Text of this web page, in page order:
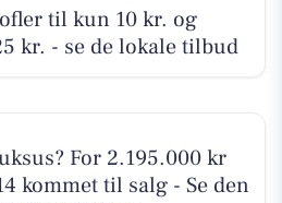
til kun 10 kr. og
kr. - se de lokale tilbud
For 2.195.000 kr
kommet til salg - Se den